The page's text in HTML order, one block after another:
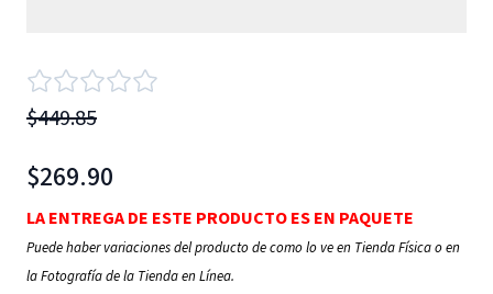
$449.85
$269.90
LA ENTREGA DE ESTE PRODUCTO ES EN PAQUETE
Puede haber variaciones del producto de como lo ve en Tienda Física o en
la Fotografía de la Tienda en Línea.